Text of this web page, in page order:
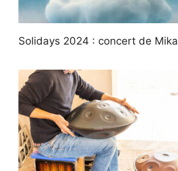
Solidays 2024 : concert de Mika